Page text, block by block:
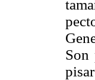
Son